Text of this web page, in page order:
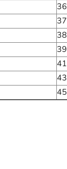
36
37
38
39
41
43
45